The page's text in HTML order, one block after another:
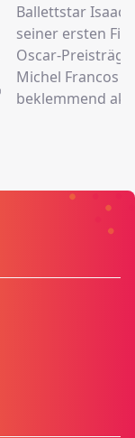
Ballettstar Isaac
seiner ersten
Oscar-
Michel Francos
beklemmend